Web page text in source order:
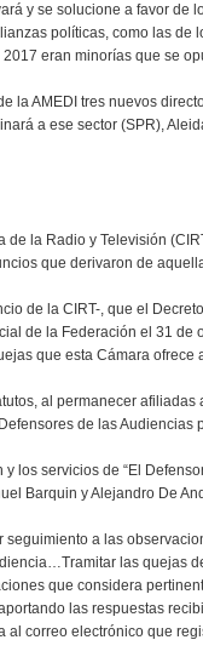
y se solucione a favor
políticas, como las de
eran minorías que se
la AMEDI tres nuevos
a ese sector (SPR),
de la Radio y Televisión
que derivaron de
de la CIRT-, que el
de la Federación el 31 de
que esta Cámara ofrece
al permanecer
de las Audiencias
los servicios de “El
Barquin y Alejandro De
seguimiento a las
las quejas
que considera
las respuestas
al correo electrónico que